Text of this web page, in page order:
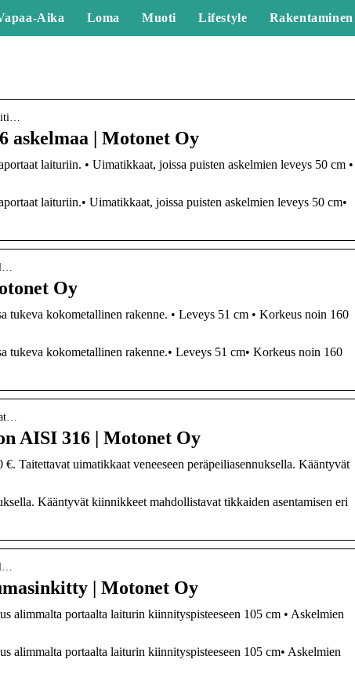
Aika Loma Muoti Lifestyle Rakentaminen
askelmaa | Motonet Oy
laituriin. • Uimatikkaat, joissa puisten askelmien leveys 50 cm •
laituriin.• Uimatikkaat, joissa puisten askelmien leveys 50 cm•
Oy
tukeva kokometallinen rakenne. • Leveys 51 cm • Korkeus noin 160
tukeva kokometallinen rakenne.• Leveys 51 cm• Korkeus noin 160
AISI 316 | Motonet Oy
Taitettavat uimatikkaat veneeseen peräpeiliasennuksella. Kääntyvät
Kääntyvät kiinnikkeet mahdollistavat tikkaiden asentamisen eri
| Motonet Oy
alimmalta portaalta laiturin kiinnityspisteeseen 105 cm • Askelmien
alimmalta portaalta laiturin kiinnityspisteeseen 105 cm• Askelmien